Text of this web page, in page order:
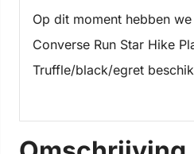
Op dit moment hebben
Converse Run Star Hike
Truffle/black/egret